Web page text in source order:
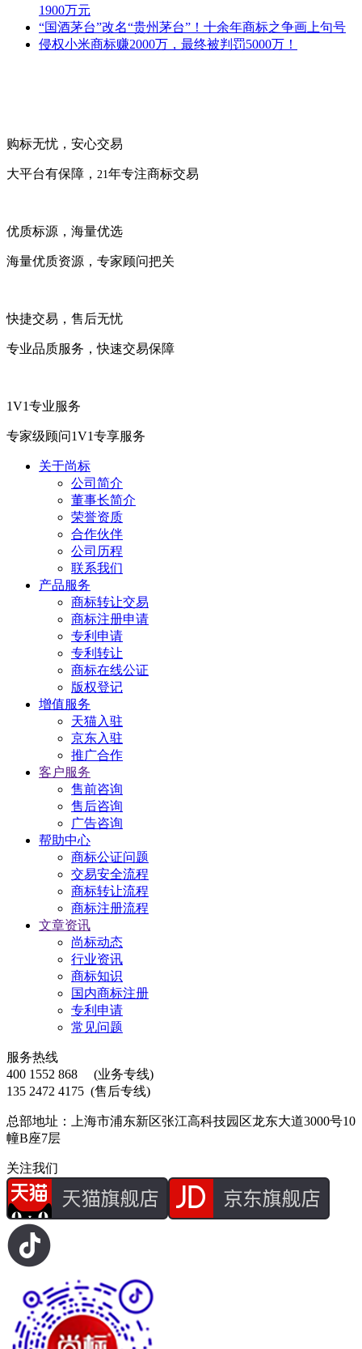
1900万元
“国酒茅台”改名“贵州茅台”！十余年商标之争画上句号
侵权小米商标赚2000万，最终被判罚5000万！
购标无忧，安心交易
大平台有保障， 21 年专注商标交易
优质标源，海量优选
海量优质资源，专家顾问把关
快捷交易，售后无忧
专业品质服务，快速交易保障
1V1专业服务
专家级顾问1V1专享服务
关于尚标
公司简介
董事长简介
荣誉资质
合作伙伴
公司历程
联系我们
产品服务
商标转让交易
商标注册申请
专利申请
专利转让
商标在线公证
版权登记
增值服务
天猫入驻
京东入驻
推广合作
客户服务
售前咨询
售后咨询
广告咨询
帮助中心
商标公证问题
交易安全流程
商标转让流程
商标注册流程
文章资讯
尚标动态
行业资讯
商标知识
国内商标注册
专利申请
常见问题
服务热线
400 1552 868
(业务专线)
135 2472 4175 (售后专线)
总部地址：上海市浦东新区张江高科技园区龙东大道3000号10
幢B座7层
关注我们